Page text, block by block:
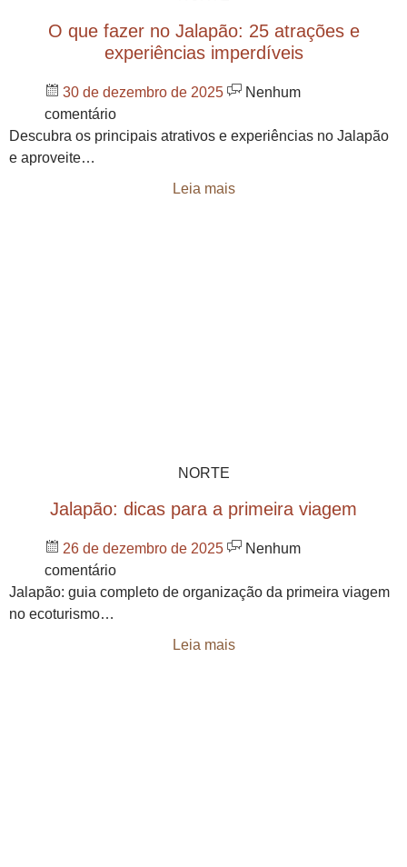
O que fazer no Jalapão: 25 atrações e
experiências imperdíveis
30 de dezembro de 2025
Nenhum
comentário
Descubra os principais atrativos e experiências no Jalapão
e aproveite…
Leia mais
NORTE
Jalapão: dicas para a primeira viagem
26 de dezembro de 2025
Nenhum
comentário
Jalapão: guia completo de organização da primeira viagem
no ecoturismo…
Leia mais